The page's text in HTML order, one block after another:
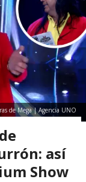
de Mega | Agencia UNO
así
Show